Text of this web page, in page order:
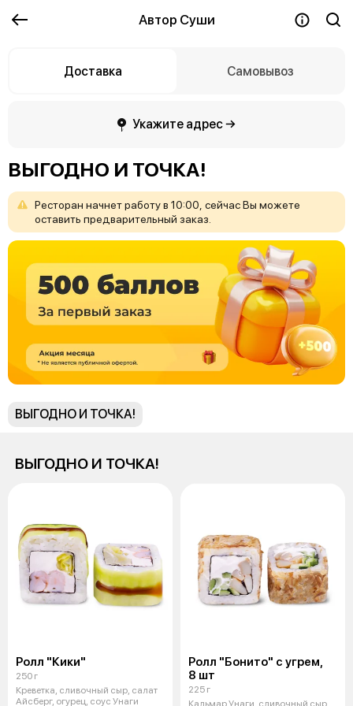
Автор Суши
Доставка Самовывоз
Укажите адрес →
ВЫГОДНО И ТОЧКА!
Ресторан начнетработув 10:00, сейчасВы можете
оставить предварительный заказ.
ВЫГОДНО И ТОЧКА!
ВЫГОДНО И ТОЧКА!
Ролл "Кики"
250 г
Креветка, сливочный сыр, салат
Айсберг, огурец, соус Унаги
Ролл "Бонито" с угрем,
8 шт
225 г
Кальмар Унаги, сливочный сыр,